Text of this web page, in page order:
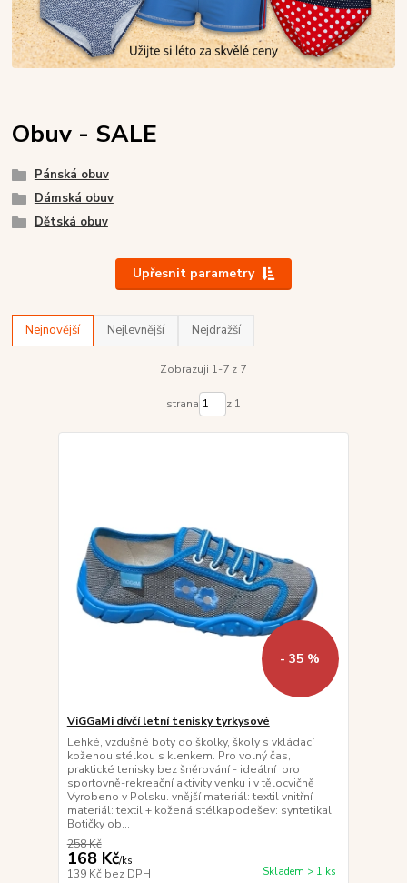
Obuv - SALE
Pánská obuv
Dámská obuv
Dětská obuv
Upřesnit parametry
Nejnovější Nejlevnější Nejdražší
Zobrazuji 1-7 z 7
strana z 1
- 35 %
ViGGaMi dívčí letní tenisky tyrkysové
Lehké, vzdušné boty do školky, školy s vkládací
koženou stélkou s klenkem. Pro volný čas,
praktické tenisky bez šněrování - ideální pro
sportovně-rekreační aktivity venku i v tělocvičně
Vyrobeno v Polsku. vnější materiál: textil vnitřní
materiál: textil + kožená stélkapodešev: syntetikal
Botičky ob...
258 Kč
168 Kč/ks
139 Kč bez DPH Skladem > 1 ks